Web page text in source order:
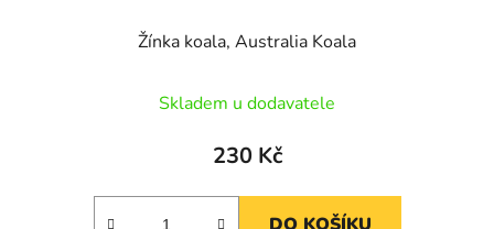
Žínka koala, Australia Koala
Skladem u dodavatele
230 Kč
DO KOŠÍKU